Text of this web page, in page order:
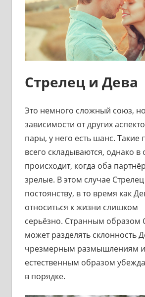
Стрелец и Дева
Это немного сложный союз,
зависимости от других
пары, у него есть шанс.
всего складываются, однако в
происходит, когда оба
зрелые. В этом случае
постоянству, в то время как
относиться к жизни слишком
серьёзно. Странным образом
может разделять склонность
чрезмерным размышлениям и
естественным образом
в порядке.